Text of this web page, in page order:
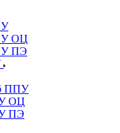
ОЦ
ПЭ
ППУ
ОЦ
ПЭ